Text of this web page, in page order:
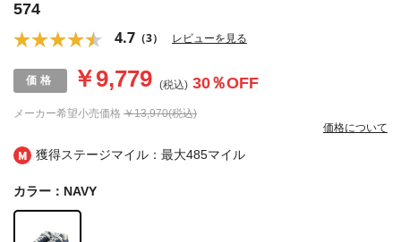
獲得ステージマイル：最大485マイル
574
4.7 （3） レビューを見る
メーカー希望小売価格 ￥13,970(税込)
￥9,779 (税込) 30％OFF
価格について
カラー：NAVY